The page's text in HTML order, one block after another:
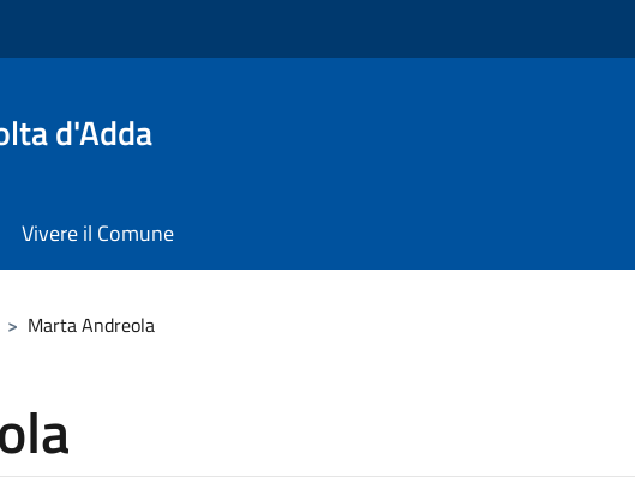
d'Adda
Vivere il Comune
> Marta Andreola